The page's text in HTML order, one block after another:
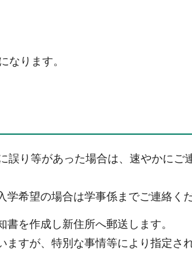
なります。
誤り等があった場合は、速やかにご
希望の場合は学事係までご連絡くだ
を作成し新住所へ郵送します。
すが、特別な事情等により指定さ